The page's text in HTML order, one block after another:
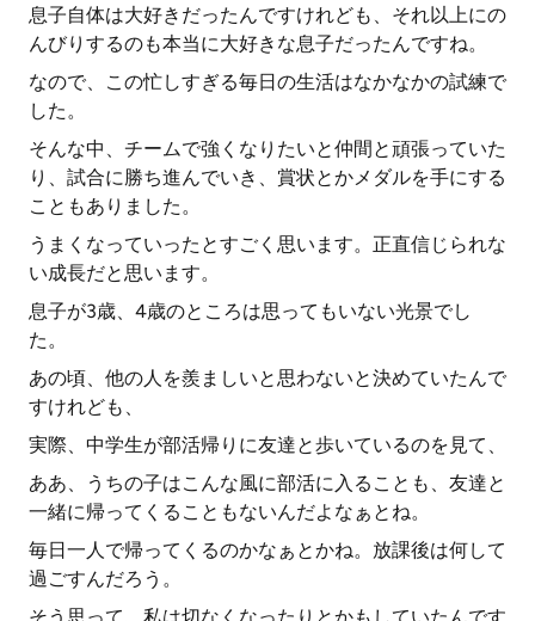
息子自体は大好きだったんですけれども、それ以上にの
んびりするのも本当に大好きな息子だったんですね。
なので、この忙しすぎる毎日の生活はなかなかの試練で
した。
そんな中、チームで強くなりたいと仲間と頑張っていた
り、試合に勝ち進んでいき、賞状とかメダルを手にする
こともありました。
うまくなっていったとすごく思います。正直信じられな
い成長だと思います。
息子が3歳、4歳のところは思ってもいない光景でし
た。
あの頃、他の人を羨ましいと思わないと決めていたんで
すけれども、
実際、中学生が部活帰りに友達と歩いているのを見て、
ああ、うちの子はこんな風に部活に入ることも、友達と
一緒に帰ってくることもないんだよなぁとね。
毎日一人で帰ってくるのかなぁとかね。放課後は何して
過ごすんだろう。